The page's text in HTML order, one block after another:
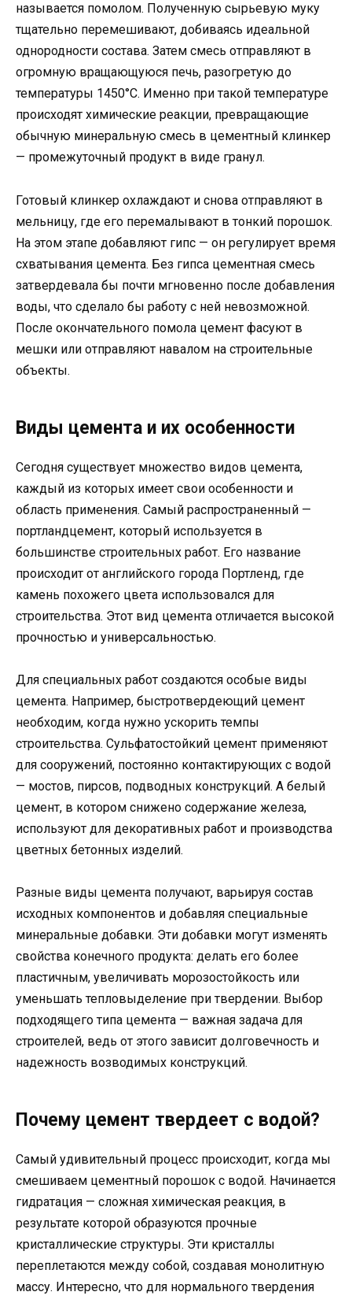
называется помолом. Полученную сырьевую муку
тщательно перемешивают, добиваясь идеальной
однородности состава. Затем смесь отправляют в
огромную вращающуюся печь, разогретую до
температуры 1450°C. Именно при такой температуре
происходят химические реакции, превращающие
обычную минеральную смесь в цементный клинкер
— промежуточный продукт в виде гранул.
Готовый клинкер охлаждают и снова отправляют в
мельницу, где его перемалывают в тонкий порошок.
На этом этапе добавляют гипс — он регулирует время
схватывания цемента. Без гипса цементная смесь
затвердевала бы почти мгновенно после добавления
воды, что сделало бы работу с ней невозможной.
После окончательного помола цемент фасуют в
мешки или отправляют навалом на строительные
объекты.
Виды цемента и их особенности
Сегодня существует множество видов цемента,
каждый из которых имеет свои особенности и
область применения. Самый распространенный —
портландцемент, который используется в
большинстве строительных работ. Его название
происходит от английского города Портленд, где
камень похожего цвета использовался для
строительства. Этот вид цемента отличается высокой
прочностью и универсальностью.
Для специальных работ создаются особые виды
цемента. Например, быстротвердеющий цемент
необходим, когда нужно ускорить темпы
строительства. Сульфатостойкий цемент применяют
для сооружений, постоянно контактирующих с водой
— мостов, пирсов, подводных конструкций. А белый
цемент, в котором снижено содержание железа,
используют для декоративных работ и производства
цветных бетонных изделий.
Разные виды цемента получают, варьируя состав
исходных компонентов и добавляя специальные
минеральные добавки. Эти добавки могут изменять
свойства конечного продукта: делать его более
пластичным, увеличивать морозостойкость или
уменьшать тепловыделение при твердении. Выбор
подходящего типа цемента — важная задача для
строителей, ведь от этого зависит долговечность и
надежность возводимых конструкций.
Почему цемент твердеет с водой?
Самый удивительный процесс происходит, когда мы
смешиваем цементный порошок с водой. Начинается
гидратация — сложная химическая реакция, в
результате которой образуются прочные
кристаллические структуры. Эти кристаллы
переплетаются между собой, создавая монолитную
массу. Интересно, что для нормального твердения